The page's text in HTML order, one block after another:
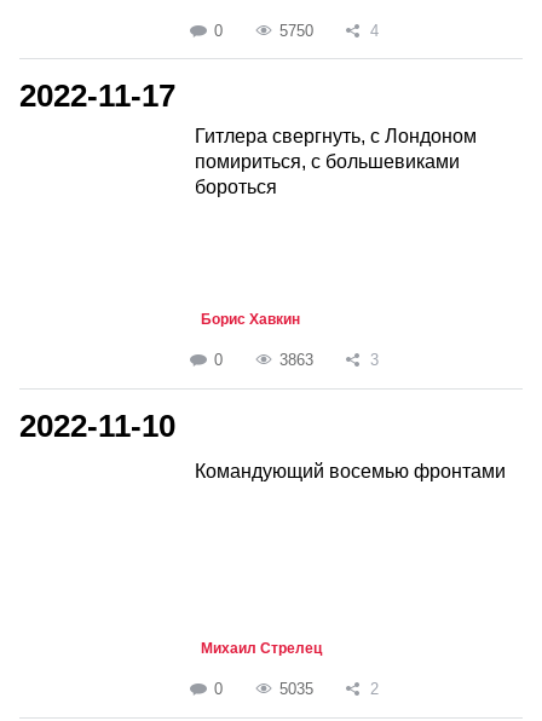
0 5750 4
2022-11-17
Гитлера свергнуть, с Лондоном
помириться, с большевиками
бороться
Борис Хавкин
0 3863 3
2022-11-10
Командующий восемью фронтами
Михаил Стрелец
0 5035 2